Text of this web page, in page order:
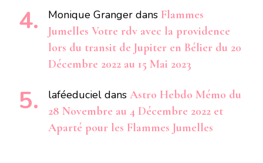
Monique Granger dans Flammes
Jumelles Votre rdv avec la providence
lors du transit de Jupiter en Bélier du 20
Décembre 2022 au 15 Mai 2023
laféeduciel dans Astro Hebdo Mémo du
28 Novembre au 4 Décembre 2022 et
Aparté pour les Flammes Jumelles